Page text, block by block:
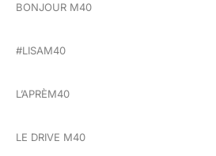
BONJOUR M40
#LISAM40
L’APRÈM40
LE DRIVE M40